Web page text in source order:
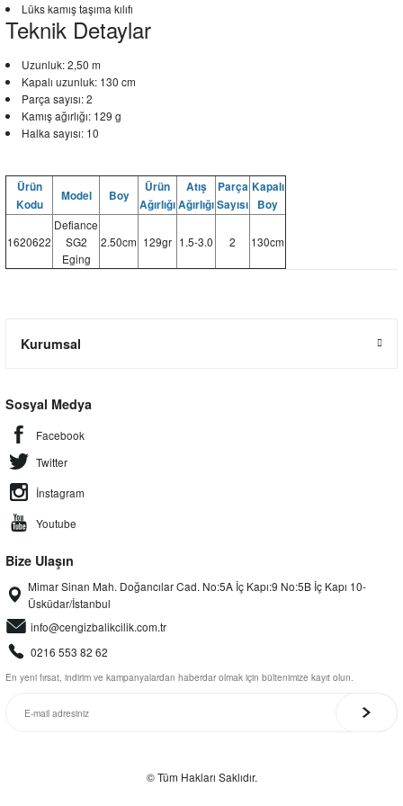
Lüks kamış taşıma kılıfı
Teknik Detaylar
Uzunluk: 2,50 m
Kapalı uzunluk: 130 cm
Parça sayısı: 2
Kamış ağırlığı: 129 g
Halka sayısı: 10
Ürün
Kodu
Model Boy
Ürün
Ağırlığı
Atış
Ağırlığı
Parça
Sayısı
Kapalı
Boy
1620622
Defiance
SG2
Eging
2.50cm 129gr 1.5-3.0 2 130cm
Kurumsal
Sosyal Medya
Facebook
Twitter
İnstagram
Youtube
Bize Ulaşın
Mimar Sinan Mah. Doğancılar Cad. No:5A İç Kapı:9 No:5B İç Kapı 10-
Üsküdar/İstanbul
info@cengizbalikcilik.com.tr
0216 553 82 62
En yeni fırsat, indirim ve kampanyalardan haberdar olmak için bültenimize kayıt olun.
© Tüm Hakları Saklıdır.